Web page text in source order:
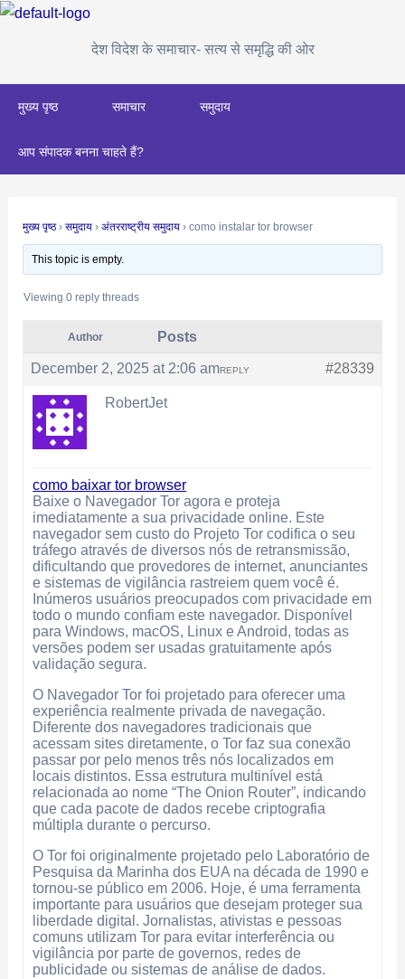
Skip
देश विदेश के समाचार- सत्य से समृद्धि की ओर
मुख्य पृष्ठ समाचार समुदाय
आप संपादक बनना चाहते हैं?
मुख्य पृष्ठ › समुदाय › अंतरराष्ट्रीय समुदाय › como instalar tor browser
This topic is empty.
Viewing 0 reply threads
Author Posts
December 2, 2025 at 2:06 am #28339
REPLY
RobertJet
como baixar tor browser
Baixe o Navegador Tor agora e proteja
imediatamente a sua privacidade online. Este
navegador sem custo do Projeto Tor codifica o seu
tráfego através de diversos nós de retransmissão,
dificultando que provedores de internet, anunciantes
e sistemas de vigilância rastreiem quem você é.
Inúmeros usuários preocupados com privacidade em
todo o mundo confiam este navegador. Disponível
para Windows, macOS, Linux e Android, todas as
versões podem ser usadas gratuitamente após
validação segura.
O Navegador Tor foi projetado para oferecer uma
experiência realmente privada de navegação.
Diferente dos navegadores tradicionais que
acessam sites diretamente, o Tor faz sua conexão
passar por pelo menos três nós localizados em
locais distintos. Essa estrutura multinível está
relacionada ao nome “The Onion Router”, indicando
que cada pacote de dados recebe criptografia
múltipla durante o percurso.
O Tor foi originalmente projetado pelo Laboratório de
Pesquisa da Marinha dos EUA na década de 1990 e
tornou-se público em 2006. Hoje, é uma ferramenta
importante para usuários que desejam proteger sua
liberdade digital. Jornalistas, ativistas e pessoas
comuns utilizam Tor para evitar interferência ou
vigilância por parte de governos, redes de
publicidade ou sistemas de análise de dados.
Post